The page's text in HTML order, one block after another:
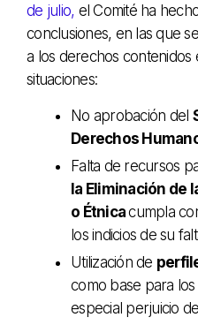
de julio, el Comité ha
conclusiones, en las que
a los derechos contenidos
situaciones:
No aprobación del
Derechos
Falta de recursos
la Eliminación de
o Étnicacumpla
los indicios de su
Utilización de
como base para
especial perjuicio